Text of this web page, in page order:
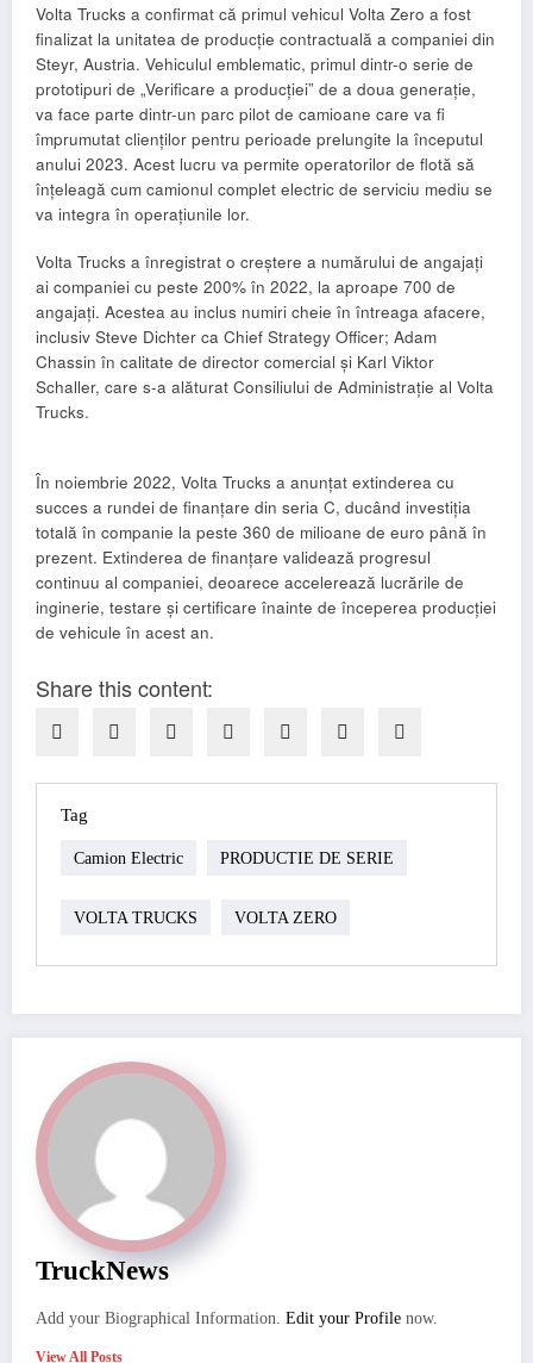
Volta Trucks a confirmat că primul vehicul Volta Zero a fost
finalizat la unitatea de producție contractuală a companiei din
Steyr, Austria. Vehiculul emblematic, primul dintr-o serie de
prototipuri de „Verificare a producției” de a doua generație,
va face parte dintr-un parc pilot de camioane care va fi
împrumutat clienților pentru perioade prelungite la începutul
anului 2023. Acest lucru va permite operatorilor de flotă să
înțeleagă cum camionul complet electric de serviciu mediu se
va integra în operațiunile lor.
Volta Trucks a înregistrat o creștere a numărului de angajați
ai companiei cu peste 200% în 2022, la aproape 700 de
angajați. Acestea au inclus numiri cheie în întreaga afacere,
inclusiv Steve Dichter ca Chief Strategy Officer; Adam
Chassin în calitate de director comercial și Karl Viktor
Schaller, care s-a alăturat Consiliului de Administrație al Volta
Trucks.
În noiembrie 2022, Volta Trucks a anunțat extinderea cu
succes a rundei de finanțare din seria C, ducând investiția
totală în companie la peste 360 ​​de milioane de euro până în
prezent. Extinderea de finanțare validează progresul
continuu al companiei, deoarece accelerează lucrările de
inginerie, testare și certificare înainte de începerea producției
de vehicule în acest an.
Share this content:
Tag
Camion Electric PRODUCTIE DE SERIE
VOLTA TRUCKS VOLTA ZERO
TruckNews
Add your Biographical Information. Edit your Profile now.
View All Posts